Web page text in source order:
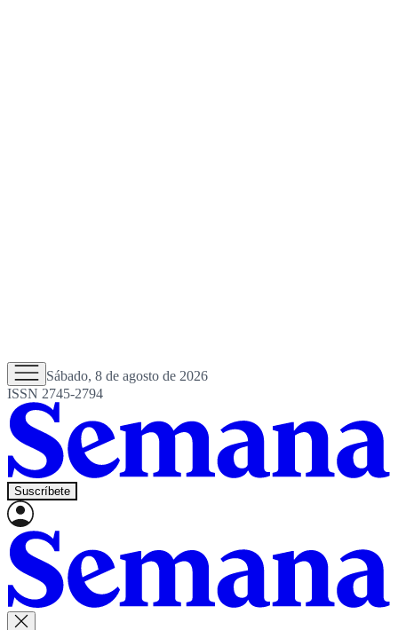
Sábado, 8 de agosto de 2026
ISSN 2745-2794
Suscríbete